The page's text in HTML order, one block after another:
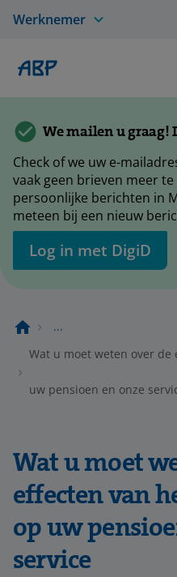
Werknemer
We mailen u graag!
Check of we uw e-
vaak geen brieven meer
persoonlijke berichten in
meteen bij een nieuw
Log in met DigiD
...
Wat u moet weten over
uw pensioen en onze
Wat u moet
effecten van
op uw
service